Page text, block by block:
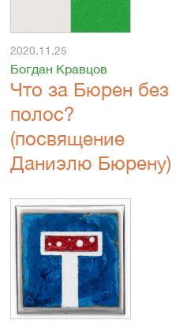
2020.11.25
Богдан Кравцов
Что за Бюрен без
полос?
(посвящение
Даниэлю Бюрену)